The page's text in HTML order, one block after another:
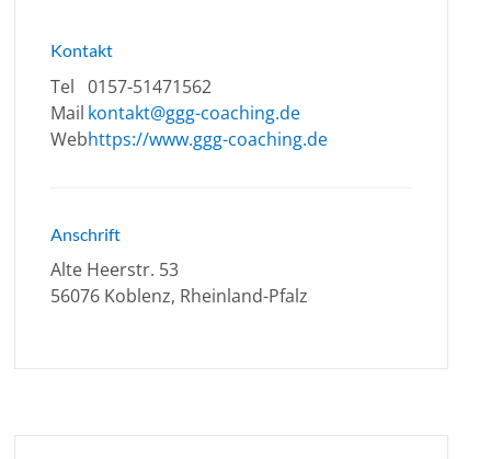
Kontakt
Tel 0157-51471562
Mail kontakt@ggg-coaching.de
Webhttps://www.ggg-coaching.de
Anschrift
Alte Heerstr. 53
56076 Koblenz, Rheinland-Pfalz